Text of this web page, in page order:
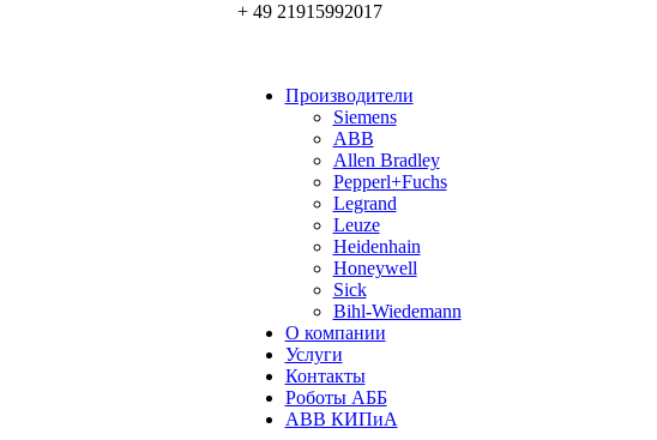
+ 49 21915992017
Производители
Siemens
ABB
Allen Bradley
Pepperl+Fuchs
Legrand
Leuze
Heidenhain
Honeywell
Sick
Bihl-Wiedemann
О компании
Услуги
Контакты
Роботы АББ
ABB КИПиА